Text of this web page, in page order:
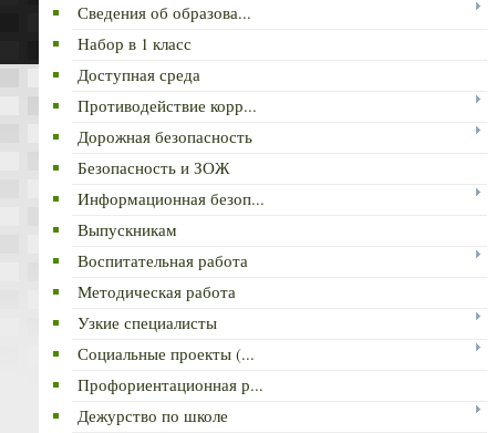
Сведения об образова...
Набор в 1 класс
Доступная среда
Противодействие корр...
Дорожная безопасность
Безопасность и ЗОЖ
Информационная безоп...
Выпускникам
Воспитательная работа
Методическая работа
Узкие специалисты
Социальные проекты (...
Профориентационная р...
Дежурство по школе